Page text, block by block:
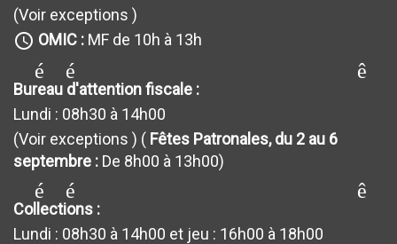
(Voir exceptions )
query_builder OMIC : MF de 10h à 13h
générateur_de
Bureau d'attention fiscale :
Lundi : 08h30 à 14h00
(Voir exceptions ) ( Fêtes Patronales, du 2 au 6
septembre : De 8h00 à 13h00)
générateur_de
Collections :
Lundi : 08h30 à 14h00 et jeu : 16h00 à 18h00